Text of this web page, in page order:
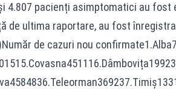
4.807 pacienți asimptomatici au fost
ultima raportare, au fost
de cazuri nou